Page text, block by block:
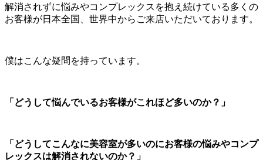
解消されずに悩みやコンプレックスを抱え続けている多くの
お客様が日本全国、世界中からご来店いただいております。
僕はこんな疑問を持っています。
「どうして悩んでいるお客様がこれほど多いのか？」
「どうしてこんなに美容室が多いのにお客様の悩みやコンプ
レックスは解消されないのか？」